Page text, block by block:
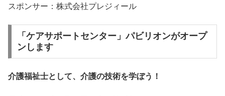
スポンサー：株式会社プレジィール
「ケアサポートセンター」パビリオンがオープ
ンします
介護福祉士として、介護の技術を学ぼう！